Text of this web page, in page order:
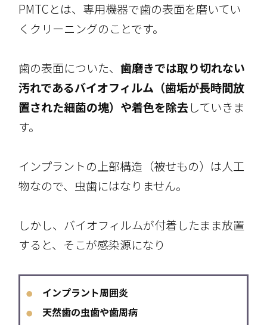
PMTCとは、専用機器で歯の表面を磨いてい
くクリーニングのことです。
歯の表面についた、歯磨きでは取り切れない
汚れであるバイオフィルム（歯垢が長時間放
置された細菌の塊）や着色を除去 していきま
す。
インプラントの上部構造（被せもの）は人工
物なので、虫歯にはなりません。
しかし、バイオフィルムが付着したまま放置
すると、そこが感染源になり
● インプラント周囲炎
● 天然歯の虫歯や歯周病